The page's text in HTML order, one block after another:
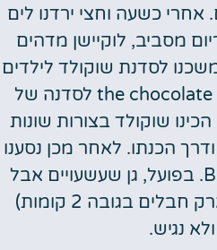
כשעה וחצי ירדנו לים
מסביב, לוקיישן מדהים
לסדנת שוקולד לילדים
בבוגיבה בשם the chocolate factory לסדנה של
שוקולד בצורות שונות
הכנתו. לאחר מכן נסענו
ל BOV adventure park. בפועל, גן שעשעויים אבל
החלק המעניין שבו (פארק חבלים בגובה 2 קומות)
נגיש.